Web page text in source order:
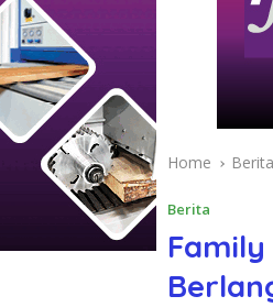
Home Berita
Berita